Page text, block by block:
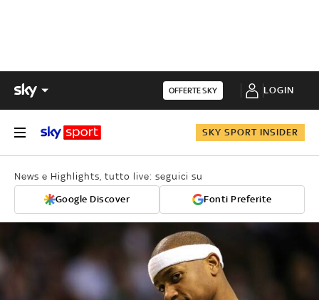
OFFERTE SKY LOGIN
SKY SPORT INSIDER
News e Highlights, tutto live: seguici su
Google Discover Fonti Preferite